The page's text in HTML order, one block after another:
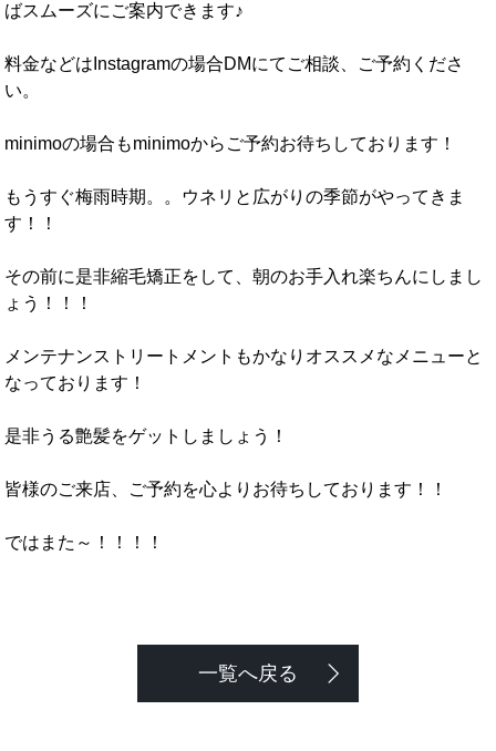
ばスムーズにご案内できます♪
料金などはInstagramの場合DMにてご相談、ご予約くださ
い。
minimoの場合もminimoからご予約お待ちしております！
もうすぐ梅雨時期。。ウネリと広がりの季節がやってきま
す！！
その前に是非縮毛矯正をして、朝のお手入れ楽ちんにしまし
ょう！！！
メンテナンストリートメントもかなりオススメなメニューと
なっております！
是非うる艶髪をゲットしましょう！
皆様のご来店、ご予約を心よりお待ちしております！！
ではまた～！！！！
一覧へ戻る